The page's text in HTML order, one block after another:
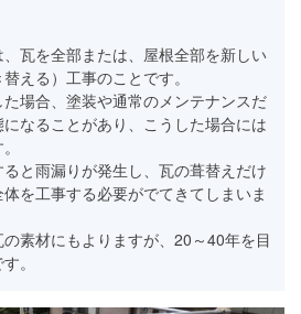
瓦を全部または、屋根全部を新しい
える）工事のことです。
場合、塗装や通常のメンテナンスだ
なることがあり、こうした場合には
と雨漏りが発生し、瓦の葺替えだけ
を工事する必要がでてきてしまいま
素材にもよりますが、20～40年を目
。